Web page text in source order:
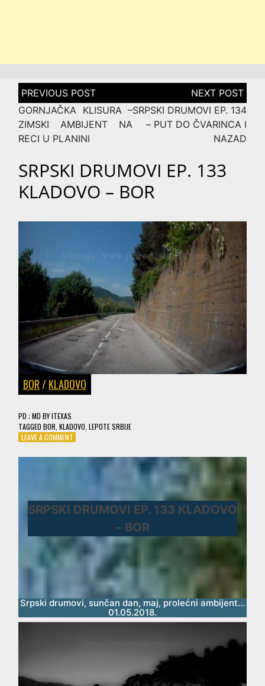
Post
navigation
GORNJAČKA KLISURA –
ZIMSKI AMBIJENT NA
RECI U PLANINI
SRPSKI DRUMOVI EP. 134
– PUT DO ČVARINCA I
NAZAD
SRPSKI DRUMOVI EP. 133
KLADOVO – BOR
BOR / KLADOVO
PD ; MD BYITEXAS
TAGGED BOR KLADOVO LEPOTE SRBIJE
LEAVE A COMMENT
DRUMOVI
–
BOR
SRPSKI DRUMOVI EP. 133 KLADOVO
– BOR
Srpski drumovi, sunčan dan, maj, prolećni ambijent…
01.05.2018.